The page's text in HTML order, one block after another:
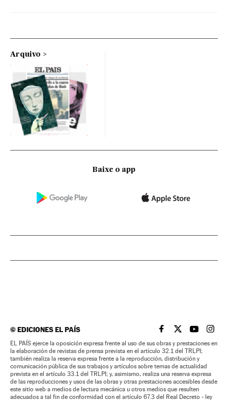
Arquivo
Baixe o app
©EDICIONES EL PAÍS EL PAÍS BRASIL EN
EL PAÍSEL PAÍS
EL
EL PAÍS ejerce la oposición expresa frente al uso de sus obras y prestaciones en
la elaboración de revistas de prensa prevista en el artículo 32.1 del TRLPI;
también realiza la reserva expresa frente a la reproducción, distribución y
comunicación pública de sus trabajos y artículos sobre temas de actualidad
prevista en el artículo 33.1 del TRLPI; y, asimismo, realiza una reserva expresa
de las reproducciones y usos de las obras y otras prestaciones accesibles desde
este sitio web a medios de lectura mecánica u otros medios que resulten
adecuados a tal fin de conformidad con el artículo 67.3 del Real Decreto - ley